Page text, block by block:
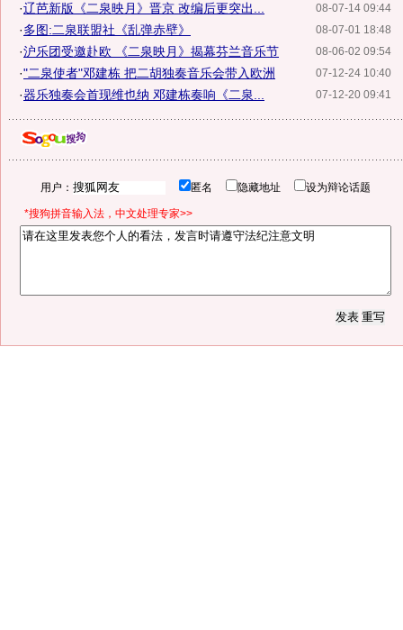
08-07-14 09:44
·辽芭新版《二泉映月》晋京 改编后更突出...
08-07-01 18:48
·多图:二泉联盟社《乱弹赤壁》
08-06-02 09:54
·沪乐团受邀赴欧 《二泉映月》揭幕芬兰音乐节
07-12-24 10:40
·"二泉使者"邓建栋 把二胡独奏音乐会带入欧洲
07-12-20 09:41
·器乐独奏会首现维也纳 邓建栋奏响《二泉...
用户： 匿名 隐藏地址 设为辩论话题
*搜狗拼音输入法，中文处理专家>>